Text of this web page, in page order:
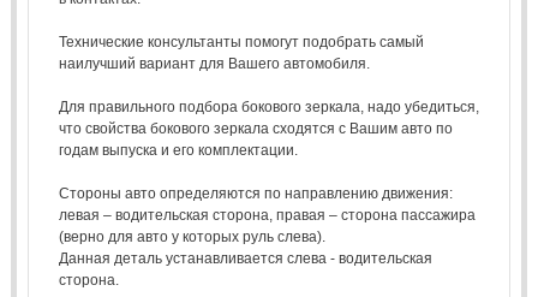
Технические консультанты помогут подобрать самый
наилучший вариант для Вашего автомобиля.
Для правильного подбора бокового зеркала, надо убедиться,
что свойства бокового зеркала сходятся с Вашим авто по
годам выпуска и его комплектации.
Стороны авто определяются по направлению движения:
левая – водительская сторона, правая – сторона пассажира
(верно для авто у которых руль слева).
Данная деталь устанавливается слева - водительская
сторона.